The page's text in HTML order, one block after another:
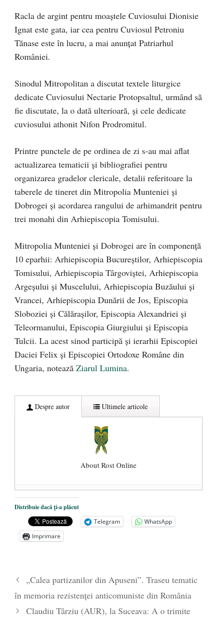
Racla de argint pentru moaștele Cuviosului Dionisie
Ignat este gata, iar cea pentru Cuviosul Petroniu
Tănase este în lucru, a mai anunțat Patriarhul
României.
Sinodul Mitropolitan a discutat textele liturgice
dedicate Cuviosului Nectarie Protopsaltul, urmând să
fie discutate, la o dată ulterioară, și cele dedicate
cuviosului athonit Nifon Prodromitul.
Printre punctele de pe ordinea de zi s-au mai aflat
actualizarea tematicii și bibliografiei pentru
organizarea gradelor clericale, detalii referitoare la
taberele de tineret din Mitropolia Munteniei și
Dobrogei și acordarea rangului de arhimandrit pentru
trei monahi din Arhiepiscopia Tomisului.
Mitropolia Munteniei și Dobrogei are în componență
10 eparhii: Arhiepiscopia Bucureștilor, Arhiepiscopia
Tomisului, Arhiepiscopia Târgoviștei, Arhiepiscopia
Argeșului și Muscelului, Arhiepiscopia Buzăului și
Vrancei, Arhiepiscopia Dunării de Jos, Episcopia
Sloboziei și Călărașilor, Episcopia Alexandriei și
Teleormanului, Episcopia Giurgiului și Episcopia
Tulcii. La acest sinod participă și ierarhii Episcopiei
Daciei Felix și Episcopiei Ortodoxe Române din
Ungaria, notează Ziarul Lumina.
Despre autor Ultimele articole
About Rost Online
Dezvăluiri cutremurătoare despre
președintele Ucrainei, Volodymyr
Zelensky
- 13 mai 2026
Statul care servește Națiunea
poetului Octavian Goga, înlăturat din Iași
- 16 aprilie 2026
Distribuie dacă ți-a plăcut
Telegram
WhatsApp
Imprimare
„Calea partizanilor din Apuseni”. Traseu tematic
în memoria rezistenței anticomuniste din România
Claudiu Târziu (AUR), la Suceava: A o trimite